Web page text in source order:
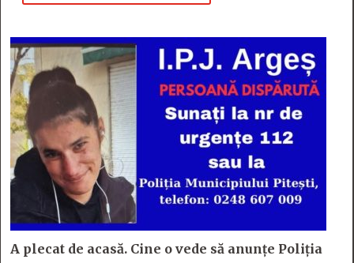
A plecat de acasă. Cine o vede să anunțe Poliția